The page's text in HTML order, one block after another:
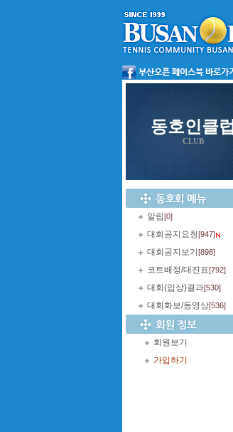
동호인클럽
CLUB
알림[0]
대회공지요청[947]
대회공지보기 [898]
코트배정/대진표[792]
대회(입상)결과[530]
대회화보/동영상[536]
회원보기
가입하기